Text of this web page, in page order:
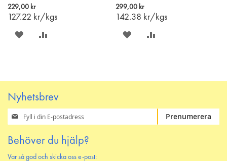
229,00 kr
127.22 kr/kgs
i
varukorgen
SPARA
299,00 kr
142.38 kr/kgs
i
varukorgen
SPARA
Nyhetsbrev
Prenumerera
på
nyhetsbrev
Prenumerera
Behöver du hjälp?
Var så god och skicka oss e-post: